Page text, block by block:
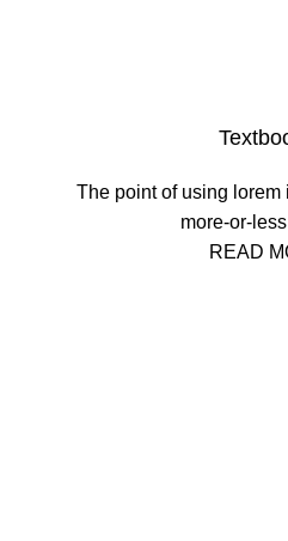
The point of using lorem
more-or-
READ